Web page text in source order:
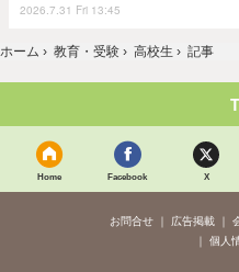
2026.7.31 Fri 13:45
ホーム › 教育・受験 › 高校生 › 記事
Home Facebook X
お問合せ 広告掲載
個人